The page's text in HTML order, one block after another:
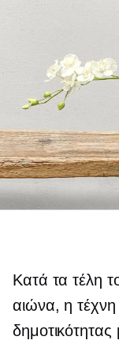
Κατά τα τέλη
αιώνα, η